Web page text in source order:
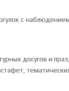
с
досугов и